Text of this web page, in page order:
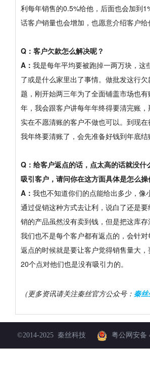
利每年销售的0.5%给他，后面也会加到
话客户销量也会增加，也愿意介绍客户给
Q：客户欠款怎么解决呢？
A： 我是每年平均要被跑掉一两万块，这
了或是什么家里出了事情。做批发这行
题，刚开始两三年为了全面铺盖市场也
年，我会跟客户讲每年年终得要清完账，
实在不愿清账的客户不做也可以。到现
我年终要清账了，会先准备好钱到年底结
Q：给客户返点的话，点太高的话就没什
吸引客户，请问你在这方面具体是怎么操
A： 我也不知道你们的点能给出多少，像
通过促销这种方式去让利，说白了还是
销的产品虽然没有卖到钱，但是把这库存
我们也不是每个客户都有返点的，会针对
返点的时候就是要让客户觉得销售量大
20个点对他们也是没有吸引力的。
（更多资讯请关注秦丝官方公众号： 秦丝
©2014-2025秦丝科技 粤公网安备